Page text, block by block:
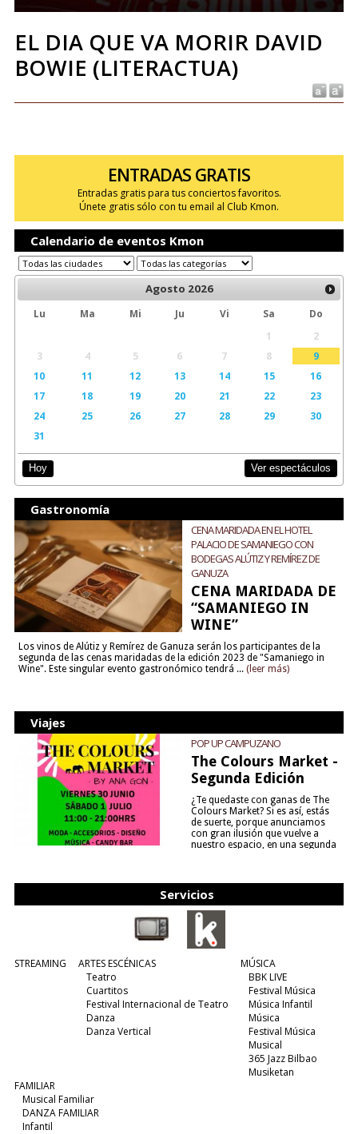
EL DIA QUE VA MORIR DAVID
BOWIE (LITERACTUA)
ENTRADAS GRATIS
Entradas gratis para tus conciertos favoritos.
Únete gratis sólo con tu email al Club Kmon.
Calendario de eventos Kmon
Agosto 2026
Lu Ma Mi Ju Vi Sa
Do
1
2
3
4 5 6 7 8
9
10
11 12 13 14 15
16
17
18 19 20 21 22
23
24
25 26 27 28 29
30
31
Hoy Ver espectáculos
Gastronomía
CENA MARIDADA EN EL HOTEL
PALACIO DE SAMANIEGO CON
BODEGAS ALÚTIZ Y REMÍREZ DE
GANUZA
CENA MARIDADA DE
“SAMANIEGO IN
WINE”
Los vinos de Alútiz y Remírez de Ganuza serán los participantes de la
segunda de las cenas maridadas de la edición 2023 de "Samaniego in
Wine". Este singular evento gastronómico tendrá ... (leer más)
Viajes
POP UP CAMPUZANO
The Colours Market -
Segunda Edición
¿Te quedaste con ganas de The
Colours Market? Si es así, estás
de suerte, porque anunciamos
con gran ilusión que vuelve a
nuestro espacio, en una segunda
Servicios
STREAMING
ARTES ESCÉNICAS
Teatro
Cuartitos
Festival Internacional de Teatro
Danza
Danza Vertical
MÚSICA
BBK LIVE
Festival Música
Música Infantil
Música
Festival Música
Musical
365 Jazz Bilbao
Musiketan
FAMILIAR
Musical Familiar
DANZA FAMILIAR
Infantil